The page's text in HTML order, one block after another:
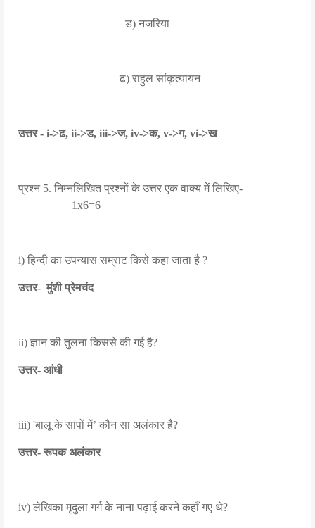
ड) नजरिया
ढ) राहुल सांकृत्यायन
उत्तर - i->ढ, ii->ड, iii->ज, iv->क, v->ग, vi->ख
प्रश्न 5. निम्नलिखित प्रश्नों के उत्तर एक वाक्य में लिखिए-
1x6=6
i) हिन्दी का उपन्यास सम्राट किसे कहा जाता है ?
उत्तर- मुंशी प्रेमचंद
ii) ज्ञान की तुलना किससे की गई है?
उत्तर- आंधी
iii) 'बालू के सांपों में’ कौन सा अलंकार है?
उत्तर- रूपक अलंकार
iv) लेखिका मृदुला गर्ग के नाना पढ़ाई करने कहाँ गए थे?